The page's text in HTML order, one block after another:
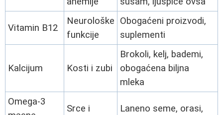
Vitamin B12
Neurološke
funkcije
Obogaćeni proizvodi,
suplementi
Kalcijum Kosti i zubi
Brokoli, kelj, bademi,
obogaćena biljna
mleka
Omega-3
Srce i
Laneno seme, orasi,